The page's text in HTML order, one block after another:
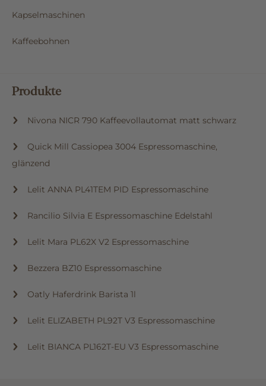
Kapselmaschinen
Kaffeebohnen
Produkte
Nivona NICR 790 Kaffeevollautomat matt schwarz
Quick Mill Cassiopea 3004 Espressomaschine,
glänzend
Lelit ANNA PL41TEM PID Espressomaschine
Rancilio Silvia E Espressomaschine Edelstahl
Lelit Mara PL62X V2 Espressomaschine
Bezzera BZ10 Espressomaschine
Oatly Haferdrink Barista 1l
Lelit ELIZABETH PL92T V3 Espressomaschine
Lelit BIANCA PL162T-EU V3 Espressomaschine